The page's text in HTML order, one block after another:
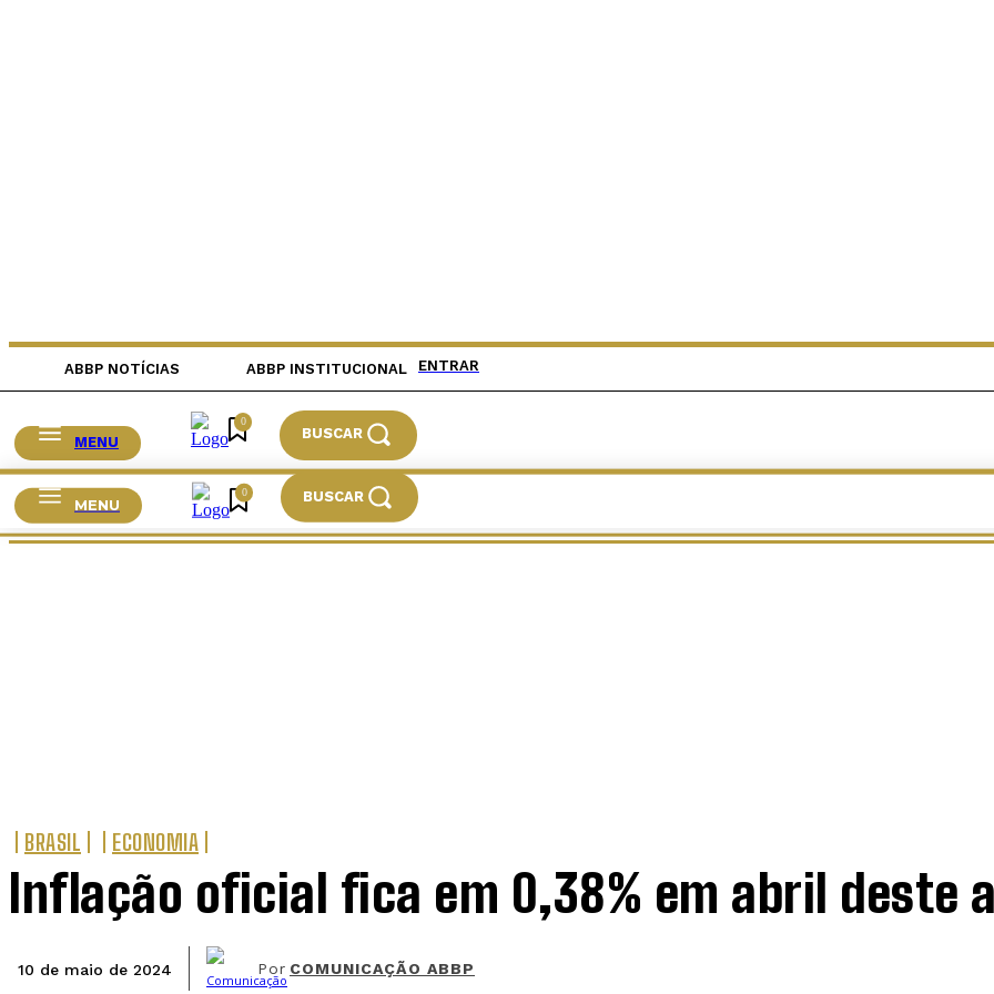
ABBP NOTÍCIAS ABBP INSTITUCIONAL ENTRAR
MENU
0
BUSCAR
HOME CIDADES BRASIL MUNDO
MENU
0 BUSCAR
BRASIL ECONOMIA
Inflação oficial fica em 0,38% em abril deste
10 de maio de 2024 Por COMUNICAÇÃO ABBP